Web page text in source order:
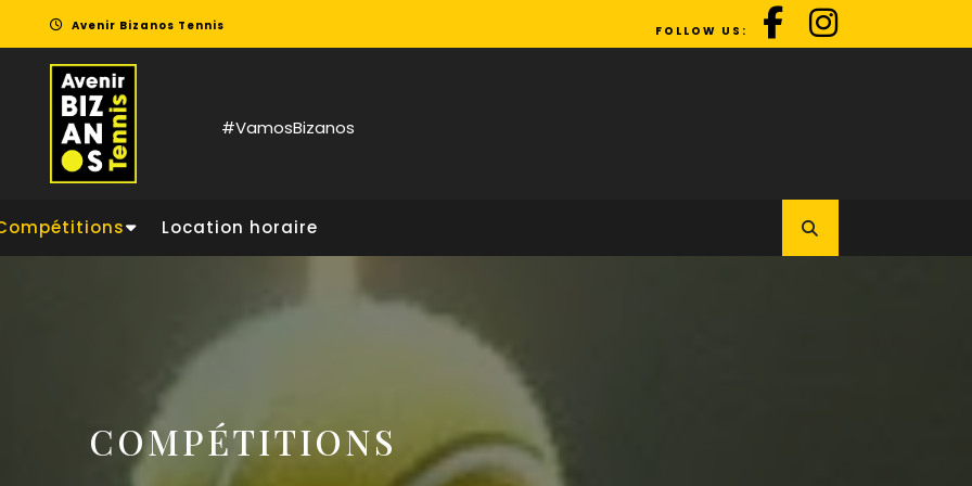
Avenir Bizanos Tennis FOLLOW US:
#VamosBizanos
Location horaire
COMPÉTITIONS